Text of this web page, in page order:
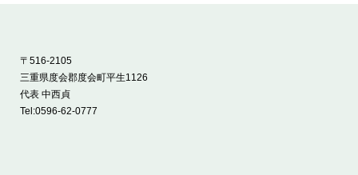
〒516-2105
三重県度会郡度会町平生1126
代表 中西貞
Tel:0596-62-0777